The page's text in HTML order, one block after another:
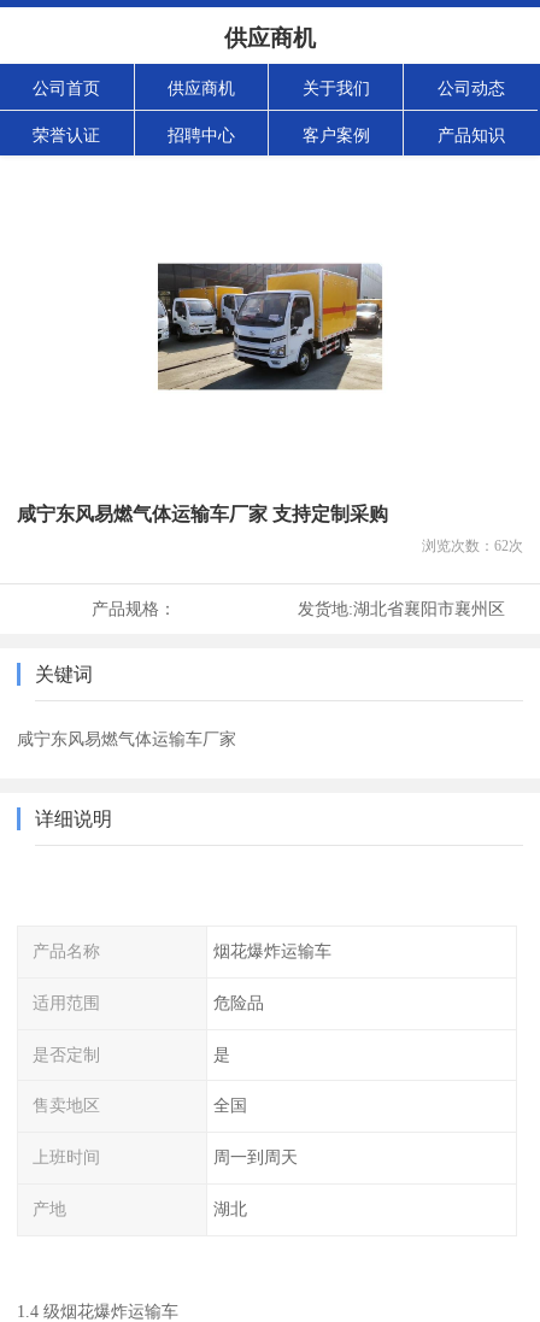
供应商机
公司首页 供应商机 关于我们 公司动态
荣誉认证 招聘中心 客户案例 产品知识
咸宁东风易燃气体运输车厂家 支持定制采购
浏览次数： 62次
产品规格： 发货地:湖北省襄阳市襄州区
关键词
咸宁东风易燃气体运输车厂家
详细说明
产品名称 烟花爆炸运输车
适用范围 危险品
是否定制 是
售卖地区 全国
上班时间 周一到周天
产地 湖北
1.4 级烟花爆炸运输车​